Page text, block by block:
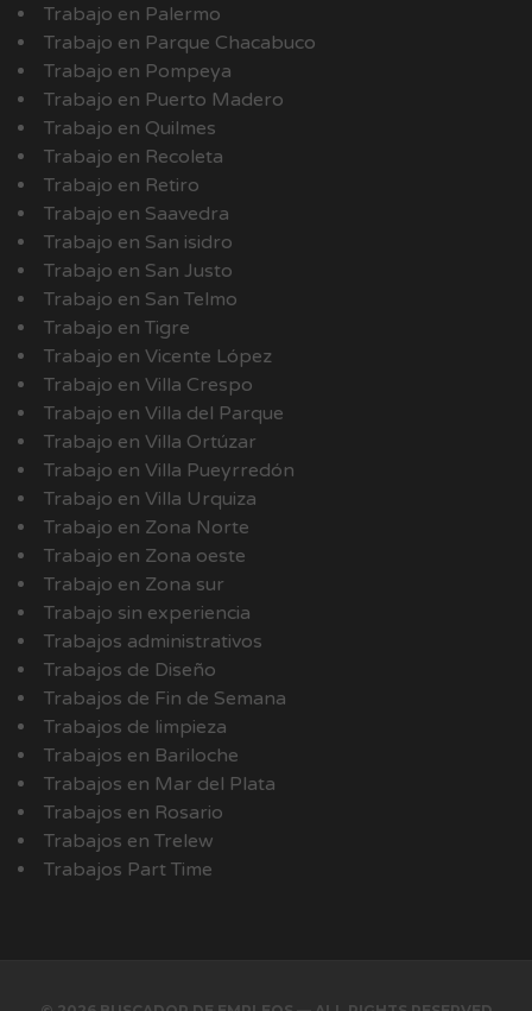
Trabajo en Palermo
Trabajo en Parque Chacabuco
Trabajo en Pompeya
Trabajo en Puerto Madero
Trabajo en Quilmes
Trabajo en Recoleta
Trabajo en Retiro
Trabajo en Saavedra
Trabajo en San isidro
Trabajo en San Justo
Trabajo en San Telmo
Trabajo en Tigre
Trabajo en Vicente López
Trabajo en Villa Crespo
Trabajo en Villa del Parque
Trabajo en Villa Ortúzar
Trabajo en Villa Pueyrredón
Trabajo en Villa Urquiza
Trabajo en Zona Norte
Trabajo en Zona oeste
Trabajo en Zona sur
Trabajo sin experiencia
Trabajos administrativos
Trabajos de Diseño
Trabajos de Fin de Semana
Trabajos de limpieza
Trabajos en Bariloche
Trabajos en Mar del Plata
Trabajos en Rosario
Trabajos en Trelew
Trabajos Part Time